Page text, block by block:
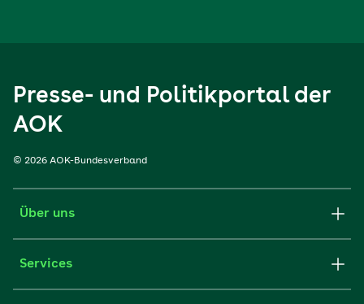
Presse- und Politikportal der
AOK
© 2026 AOK-Bundesverband
Über uns
Services